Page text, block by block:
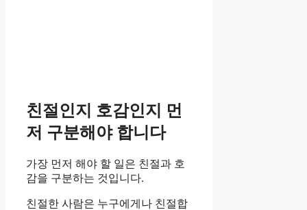
친절인지 호감인지 먼
저 구분해야 합니다
가장 먼저 해야 할 일은 친절과 호
감을 구분하는 것입니다.
친절한 사람은 누구에게나 친절합